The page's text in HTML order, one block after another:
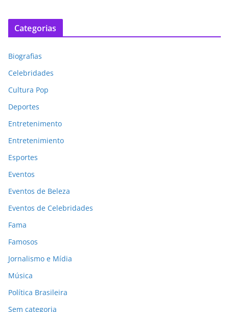
Categorias
Biografias
Celebridades
Cultura Pop
Deportes
Entretenimento
Entretenimiento
Esportes
Eventos
Eventos de Beleza
Eventos de Celebridades
Fama
Famosos
Jornalismo e Mídia
Música
Política Brasileira
Sem categoria